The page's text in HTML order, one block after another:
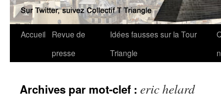
Accueil
Revue de
presse
Idées fausses sur la Tour
Triangle
Archives par mot-clef : eric helard